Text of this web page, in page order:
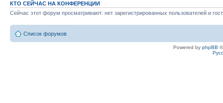
КТО СЕЙЧАС НА КОНФЕРЕНЦИИ
Сейчас этот форум просматривают: нет зарегистрированных пользователей и
Список форумов
Powered by phpBB